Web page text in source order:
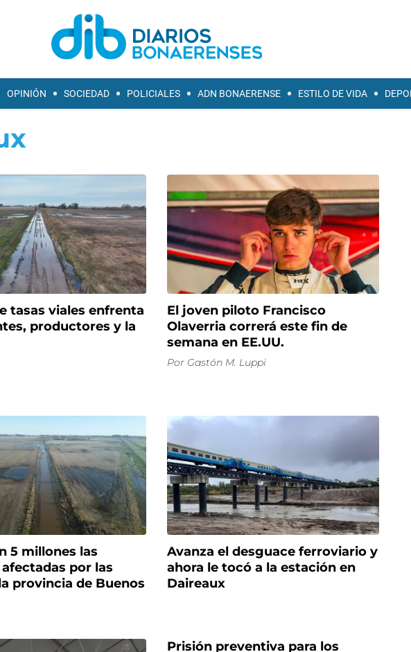
OPINIÓN SOCIEDAD POLICIALES ADN BONAERENSE ESTILO DE VIDA
tasas viales enfrenta
productores y la
El joven piloto Francisco
Olaverria correrá este fin de
semana en EE.UU.
Por Gastón M. Luppi
5 millones las
por las
provincia de Buenos
Avanza el desguace ferroviario y
ahora le tocó a la estación en
Daireaux
Prisión preventiva para los